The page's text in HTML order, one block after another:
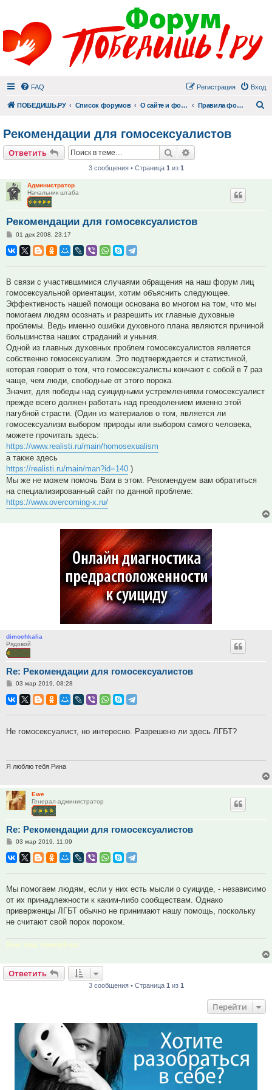
FAQ Вход
Регистрация
ПОБЕДИШЬ.РУ Список форумов О сайте и форуме Правила форума, объявления администрации
Рекомендации для гомосексуалистов
Ответить Поиск
3 сообщения • Страница 1 из 1
Администратор
Начальник штаба
Рекомендации для гомосексуалистов
Сообщение
01 дек 2008, 23:17
В связи с участившимися случаями обращения на наш форум лиц
гомосексуальной ориентации, хотим объяснить следующее.
Эффективность нашей помощи основана во многом на том, что мы
помогаем людям осознать и разрешить их главные духовные
проблемы. Ведь именно ошибки духовного плана являются причиной
большинства наших страданий и уныния.
Одной из главных духовных проблем гомосексуалистов является
собственно гомосексуализм. Это подтверждается и статистикой,
которая говорит о том, что гомосексуалисты кончают с собой в 7 раз
чаще, чем люди, свободные от этого порока.
Значит, для победы над суицидными устремлениями гомосексуалист
прежде всего должен работать над преодолением именно этой
пагубной страсти. (Один из материалов о том, является ли
гомосексуализм выбором природы или выбором самого человека,
можете прочитать здесь:
https://www.realisti.ru/main/homosexualism
а также здесь
https://realisti.ru/main/man?id=140 )
Мы же не можем помочь Вам в этом. Рекомендуем вам обратиться
на специализированный сайт по данной проблеме:
https://www.overcoming-x.ru/
dimochkalia
Рядовой
Re: Рекомендации для гомосексуалистов
Сообщение
03 мар 2019, 08:28
Не гомосексуалист, но интересно. Разрешено ли здесь ЛГБТ?
Я люблю тебя Рина
Ewe
Генерал-администратор
Re: Рекомендации для гомосексуалистов
Сообщение
03 мар 2019, 11:09
Мы помогаем людям, если у них есть мысли о суициде, - независимо
от их принадлежности к каким-либо сообществам. Однако
приверженцы ЛГБТ обычно не принимают нашу помощь, поскольку
не считают свой порок пороком.
Боже наш, помилуй нас
Ответить
3 сообщения • Страница 1 из 1
Перейти